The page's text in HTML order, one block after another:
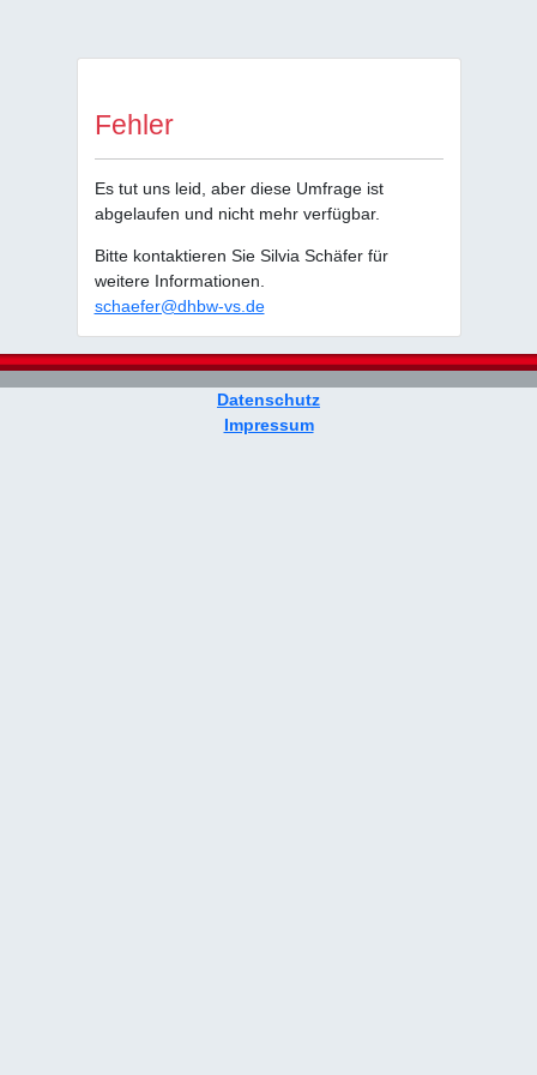
Fehler
Es tut uns leid, aber diese Umfrage ist
abgelaufen und nicht mehr verfügbar.
Bitte kontaktieren Sie Silvia Schäfer für
weitere Informationen.
schaefer@dhbw-vs.de
Datenschutz
Impressum